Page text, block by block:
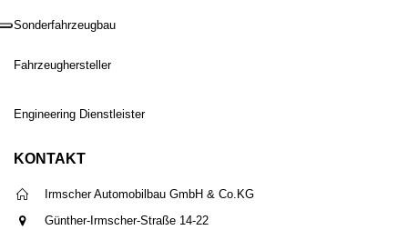
Sonderfahrzeugbau
Fahrzeughersteller
Engineering Dienstleister
KONTAKT
Irmscher Automobilbau GmbH & Co.KG
Günther-Irmscher-Straße 14-22